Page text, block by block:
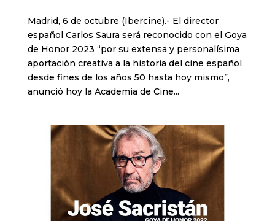
Madrid, 6 de octubre (Ibercine).- El director
español Carlos Saura será reconocido con el Goya
de Honor 2023 “por su extensa y personalísima
aportación creativa a la historia del cine español
desde fines de los años 50 hasta hoy mismo”,
anunció hoy la Academia de Cine...